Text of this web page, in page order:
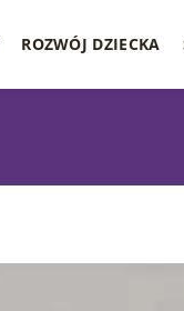
ROZWÓJ DZIECKA